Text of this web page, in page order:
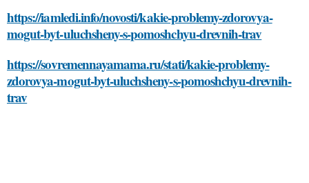
https://iamledi.info/novosti/kakie-problemy-zdorovya-
mogut-byt-uluchsheny-s-pomoshchyu-drevnih-trav
https://sovremennayamama.ru/stati/kakie-problemy-
zdorovya-mogut-byt-uluchsheny-s-pomoshchyu-drevnih-
trav